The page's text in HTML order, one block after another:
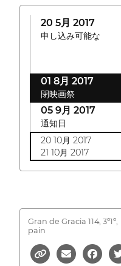
20 5月 2017
申し込み可能な
01 8月 2017
閉映画祭
05 9月 2017
通知日
20 10月 2017
21 10月 2017
Gran de Gracia 114, 3º1º,
pain